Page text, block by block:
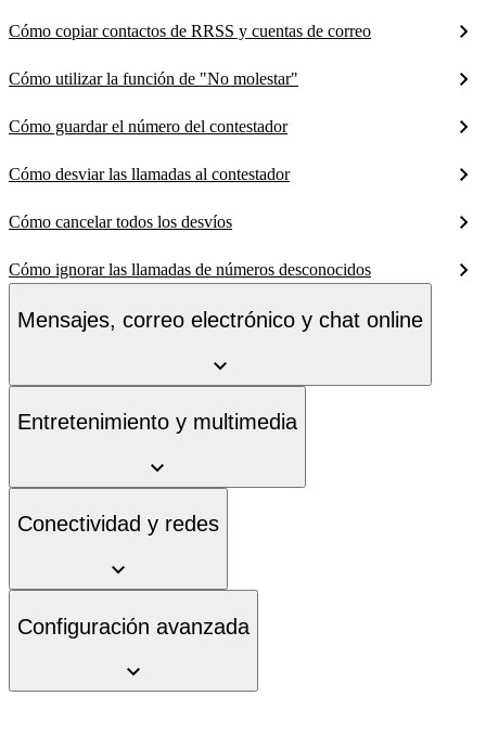
Cómo copiar contactos de RRSS y cuentas de correo
Cómo utilizar la función de "No molestar"
Cómo guardar el número del contestador
Cómo desviar las llamadas al contestador
Cómo cancelar todos los desvíos
Cómo ignorar las llamadas de números desconocidos
Mensajes, correo electrónico y chat online
Entretenimiento y multimedia
Conectividad y redes
Configuración avanzada